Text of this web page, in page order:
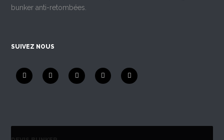
bunker anti-retombées.
SUIVEZ NOUS